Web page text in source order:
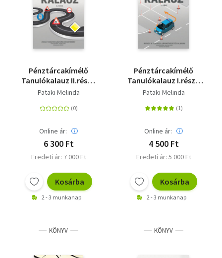
Pénztárcakímélő
Tanulókalauz II.rész -
Avagy hogyan legyünk
kategória, főoktatás,
Pataki Melinda
Online ár:
6 300 Ft
Eredeti ár: 7 000 Ft
Kosárba
2 - 3 munkanap
Pénztárcakímélő
Tanulókalauz I.rész -
Avagy a tudatos
B kategória,
tanpályás képzés
Pataki Melinda
Online ár:
4 500 Ft
Eredeti ár: 5 000 Ft
Kosárba
2 - 3 munkanap
KÖNYV KÖNYV